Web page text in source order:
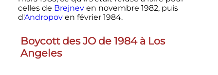
celles de Brejneven novembre 1982, puis
d'Andropoven février 1984.
Boycott des JO de 1984 à Los
Angeles